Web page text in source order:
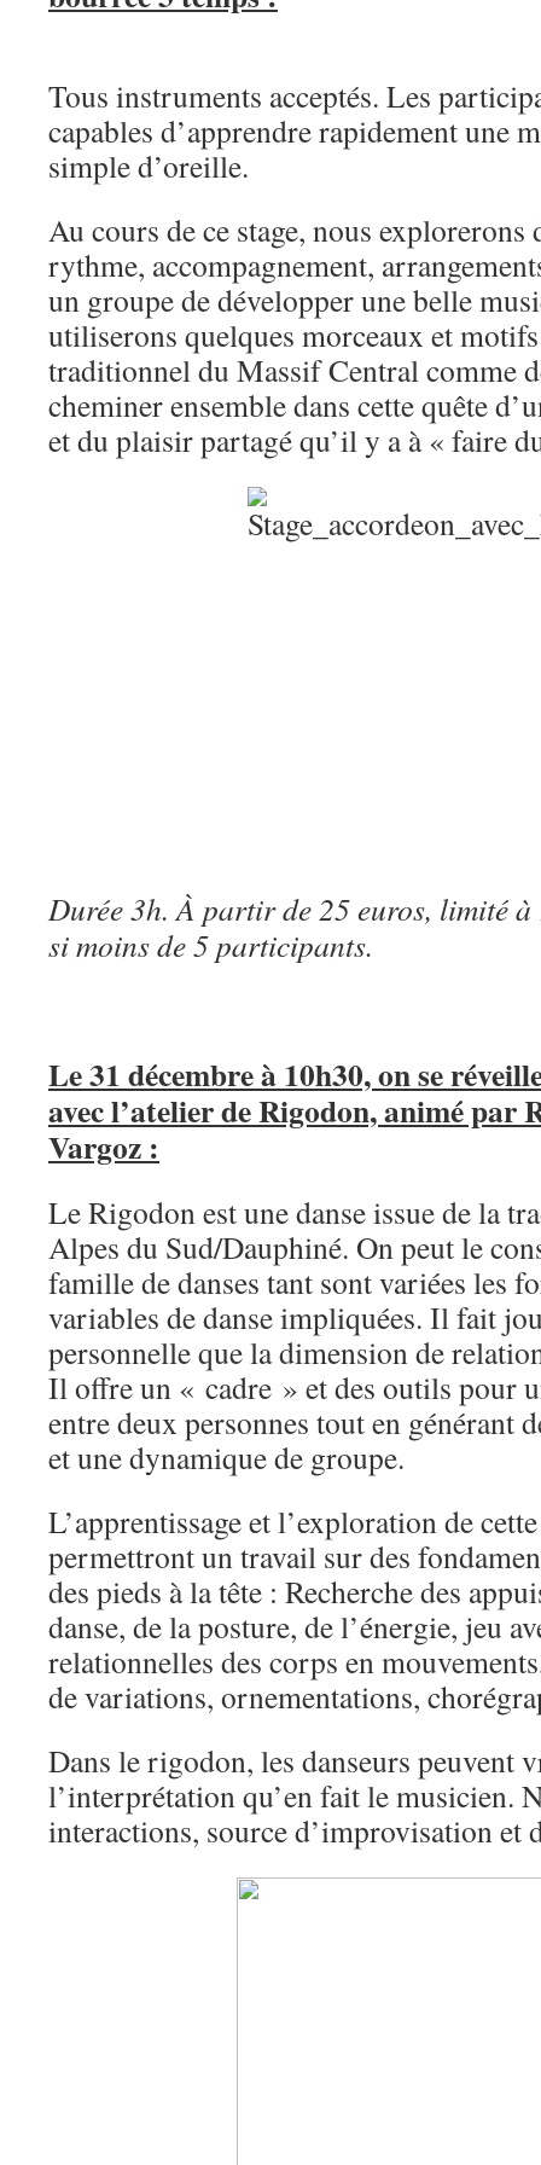
Tous instruments acceptés. Les
capables d’apprendre rapidement une
simple d’oreille.
Au cours de ce stage, nous
rythme, accompagnement,
un groupe de développer une belle
utiliserons quelques morceaux et
traditionnel du Massif Central comme
cheminer ensemble dans cette quête
et du plaisir partagé qu’il y a à « faire
Durée 3h.À partir de 25 euros, limité à
si moins de 5 participants.
Le 31 décembre à 10h30, on se
avec l’atelier de Rigodon, animé par
Vargoz :
Le Rigodon est une danse issue de la
Alpes du Sud/Dauphiné. On peut le
famille de danses tant sont variées les
variables de danse impliquées. Il fait
personnelle que la dimension de
Il offre un « cadre » et des outils pour
entre deux personnes tout en générant
et une dynamique de groupe.
L’apprentissage et l’exploration de
permettront un travail sur des
des pieds à la tête : Recherche des
danse, de la posture, de l’énergie, jeu
relationnelles des corps en
de variations, ornementations,
Dans le rigodon, les danseurs peuvent
l’interprétation qu’en fait le musicien.
interactions, source d’improvisation et